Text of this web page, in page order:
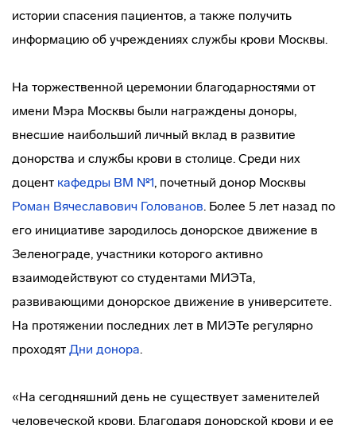
истории спасения пациентов, а также получить
информацию об учреждениях службы крови Москвы.
На торжественной церемонии благодарностями от
имени Мэра Москвы были награждены доноры,
внесшие наибольший личный вклад в развитие
донорства и службы крови в столице. Среди них
доцент кафедры ВМ №1, почетный донор Москвы
Роман Вячеславович Голованов. Более 5 лет назад по
его инициативе зародилось донорское движение в
Зеленограде, участники которого активно
взаимодействуют со студентами МИЭТа,
развивающими донорское движение в университете.
На протяжении последних лет в МИЭТе регулярно
проходят Дни донора.
«На сегодняшний день не существует заменителей
человеческой крови. Благодаря донорской крови и ее